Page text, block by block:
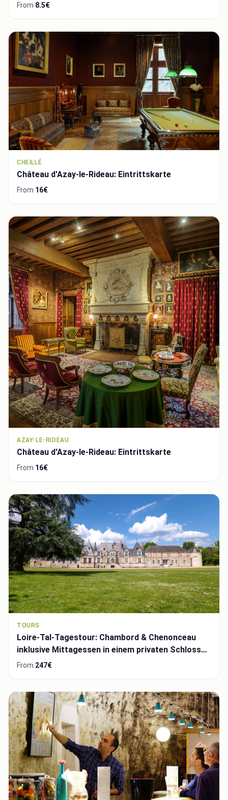
From 8.5€
CHEILLÉ
Château d'Azay-le-Rideau: Eintrittskarte
From 16€
AZAY-LE-RIDEAU
Château d'Azay-le-Rideau: Eintrittskarte
From 16€
TOURS
Loire-Tal-Tagestour: Chambord & Chenonceau
inklusive Mittagessen in einem privaten Schloss
Von Tours
From 247€